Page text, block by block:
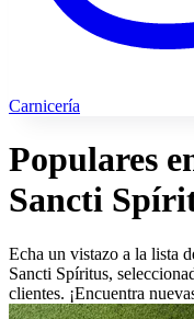
Carnicería
Populares
Sancti
Echa un vistazo a la lista
Sancti Spíritus,
clientes. ¡Encuentra